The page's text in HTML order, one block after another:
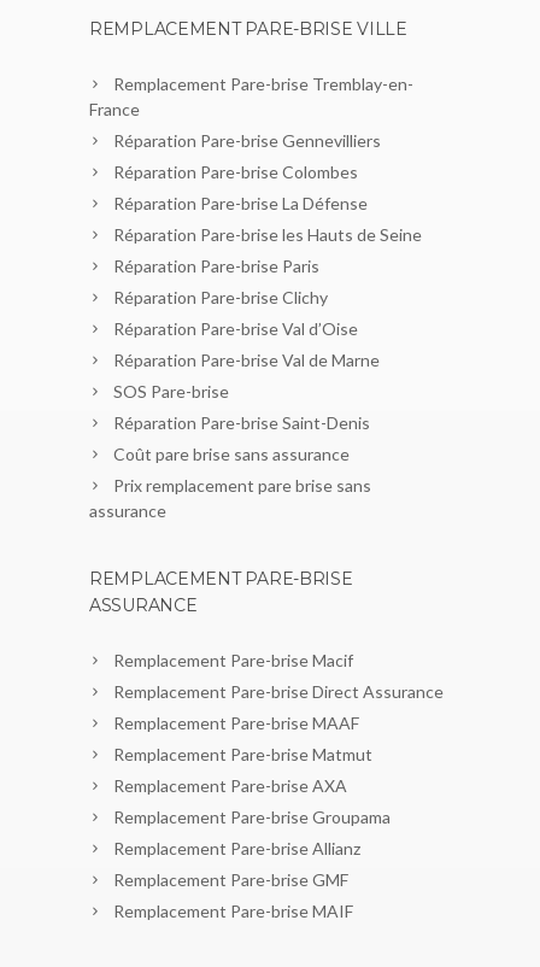
REMPLACEMENT PARE-BRISE VILLE
Remplacement Pare-brise Tremblay-en-
France
Réparation Pare-brise Gennevilliers
Réparation Pare-brise Colombes
Réparation Pare-brise La Défense
Réparation Pare-brise les Hauts de Seine
Réparation Pare-brise Paris
Réparation Pare-brise Clichy
Réparation Pare-brise Val d’Oise
Réparation Pare-brise Val de Marne
SOS Pare-brise
Réparation Pare-brise Saint-Denis
Coût pare brise sans assurance
Prix remplacement pare brise sans
assurance
REMPLACEMENT PARE-BRISE
ASSURANCE
Remplacement Pare-brise Macif
Remplacement Pare-brise Direct Assurance
Remplacement Pare-brise MAAF
Remplacement Pare-brise Matmut
Remplacement Pare-brise AXA
Remplacement Pare-brise Groupama
Remplacement Pare-brise Allianz
Remplacement Pare-brise GMF
Remplacement Pare-brise MAIF